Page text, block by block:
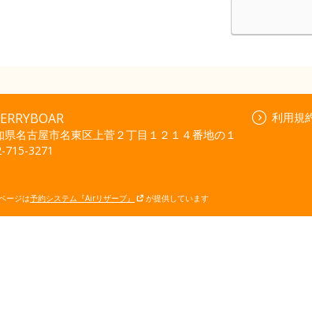
県名古屋市名東区上菅２丁目１２１４番地の１
715-3271
利用規
ージは予約システム『Airリザーブ』 が提供しています